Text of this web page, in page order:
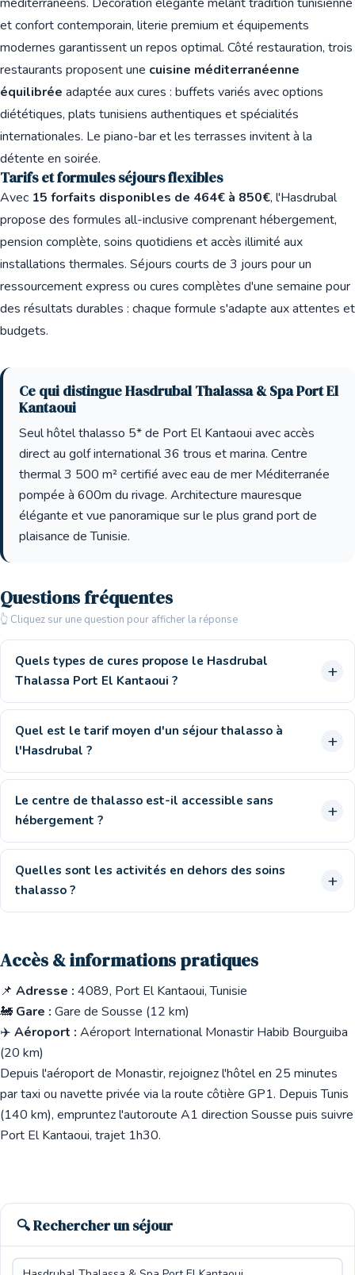
et confort contemporain, literie premium et équipements
modernes garantissent un repos optimal. Côté restauration, trois
restaurants proposent une cuisine méditerranéenne
équilibrée adaptée aux cures : buffets variés avec options
diététiques, plats tunisiens authentiques et spécialités
internationales. Le piano-bar et les terrasses invitent à la
détente en soirée.
Tarifs et formules séjours flexibles
Avec 15 forfaits disponibles de 464€ à 850€, l'Hasdrubal
propose des formules all-inclusive comprenant hébergement,
pension complète, soins quotidiens et accès illimité aux
installations thermales. Séjours courts de 3 jours pour un
ressourcement express ou cures complètes d'une semaine pour
des résultats durables : chaque formule s'adapte aux attentes et
budgets.
Ce qui distingue Hasdrubal Thalassa & Spa Port El
Kantaoui
Seul hôtel thalasso 5* de Port El Kantaoui avec accès
direct au golf international 36 trous et marina. Centre
thermal 3 500 m² certifié avec eau de mer Méditerranée
pompée à 600m du rivage. Architecture mauresque
élégante et vue panoramique sur le plus grand port de
plaisance de Tunisie.
Questions fréquentes
👆 Cliquez sur une question pour afficher la réponse
Quels types de cures propose le Hasdrubal
Thalassa Port El Kantaoui ?
Quel est le tarif moyen d'un séjour thalasso à
l'Hasdrubal ?
Le centre de thalasso est-il accessible sans
hébergement ?
Quelles sont les activités en dehors des soins
thalasso ?
Accès & informations pratiques
📌 Adresse : 4089, Port El Kantaoui, Tunisie
🚂 Gare : Gare de Sousse (12 km)
✈️ Aéroport : Aéroport International Monastir Habib Bourguiba
(20 km)
Depuis l'aéroport de Monastir, rejoignez l'hôtel en 25 minutes
par taxi ou navette privée via la route côtière GP1. Depuis Tunis
(140 km), empruntez l'autoroute A1 direction Sousse puis suivre
Port El Kantaoui, trajet 1h30.
🔍 Rechercher un séjour